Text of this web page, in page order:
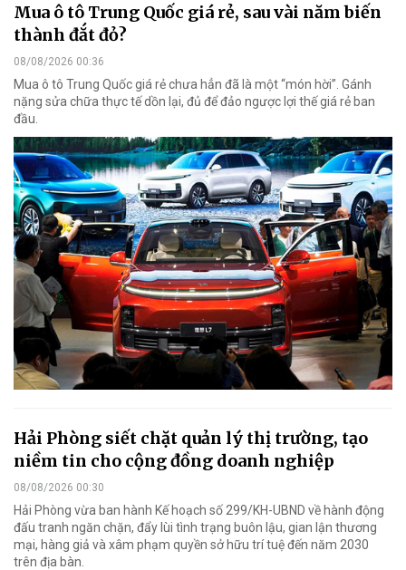
Mua ô tô Trung Quốc giá rẻ, sau vài năm biến
thành đắt đỏ?
08/08/2026 00:36
Mua ô tô Trung Quốc giá rẻ chưa hẳn đã là một “món hời”. Gánh
nặng sửa chữa thực tế dồn lại, đủ để đảo ngược lợi thế giá rẻ ban
đầu.
Hải Phòng siết chặt quản lý thị trường, tạo
niềm tin cho cộng đồng doanh nghiệp
08/08/2026 00:30
Hải Phòng vừa ban hành Kế hoạch số 299/KH-UBND về hành động
đấu tranh ngăn chặn, đẩy lùi tình trạng buôn lậu, gian lận thương
mại, hàng giả và xâm phạm quyền sở hữu trí tuệ đến năm 2030
trên địa bàn.